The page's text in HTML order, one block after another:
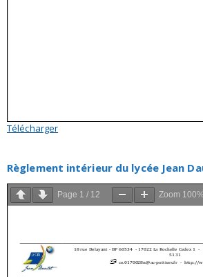
Télécharger
Règlement intérieur du lycée Jean
Page 1 / 12 Zoom 100%